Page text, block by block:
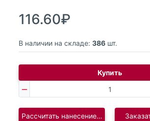
116.60₽
В наличии на складе: 386 шт.
Купить
Рассчитать нанесение логотипа